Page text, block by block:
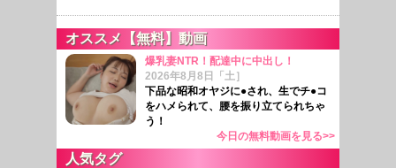
オススメ【無料】動画
爆乳妻NTR！配達中に中出し！
2026年8月8日「土］
下品な昭和オヤジに●され、生でチ●コ
をハメられて、腰を振り立てられちゃ
う！
今日の無料動画を見る>>
人気タグ